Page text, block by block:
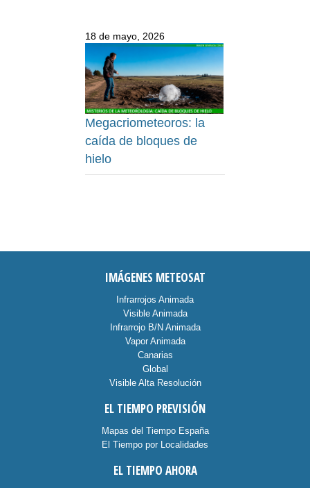
18 de mayo, 2026
Megacriometeoros: la
caída de bloques de
hielo
IMÁGENES METEOSAT
Infrarrojos Animada
Visible Animada
Infrarrojo B/N Animada
Vapor Animada
Canarias
Global
Visible Alta Resolución
EL TIEMPO PREVISIÓN
Mapas del Tiempo España
El Tiempo por Localidades
EL TIEMPO AHORA